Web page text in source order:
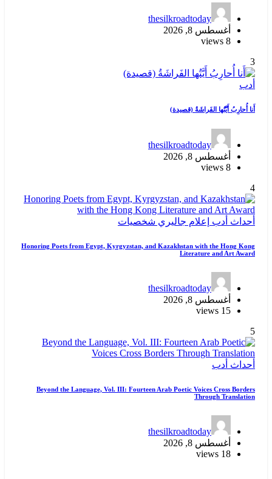
thesilkroadtoday
أغسطس 8, 2026
8 views
3
أدب
أَنا أُحارِبُ أَيَّتُها الفَراشَةُ (قصيدة)
thesilkroadtoday
أغسطس 8, 2026
8 views
4
أحداث أدب إعلام جاليري شخصيات
Honoring Poets from Egypt, Kyrgyzstan, and Kazakhstan with the Hong Kong
Literature and Art Award
thesilkroadtoday
أغسطس 8, 2026
15 views
5
أحداث أدب
Beyond the Language, Vol. III: Fourteen Arab Poetic Voices Cross Borders
Through Translation
thesilkroadtoday
أغسطس 8, 2026
18 views